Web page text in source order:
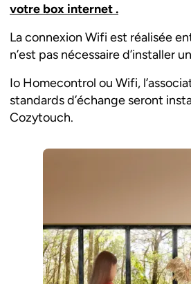
votre box internet .
La connexion Wifi est réalisée
n’est pas nécessaire d’installer
Io Homecontrol ou Wifi,
standards d’échange seront
Cozytouch.